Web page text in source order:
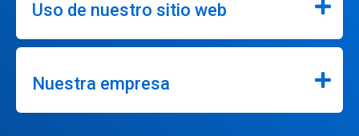
Uso de nuestro sitio web
Nuestra empresa